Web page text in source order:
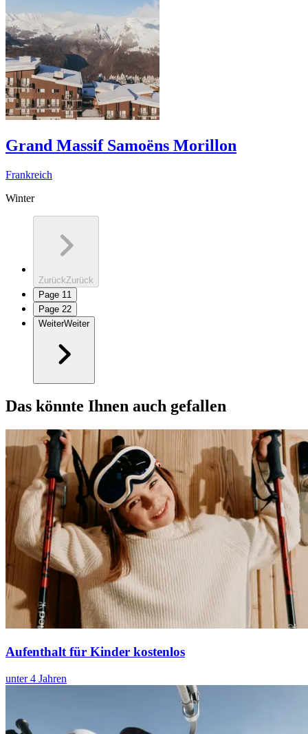
Grand Massif Samoëns Morillon
Frankreich
Winter
ZurückZurück
Page 1 1
Page 22
WeiterWeiter
Das könnte Ihnen auch gefallen
Aufenthalt für Kinder kostenlos
unter 4 Jahren